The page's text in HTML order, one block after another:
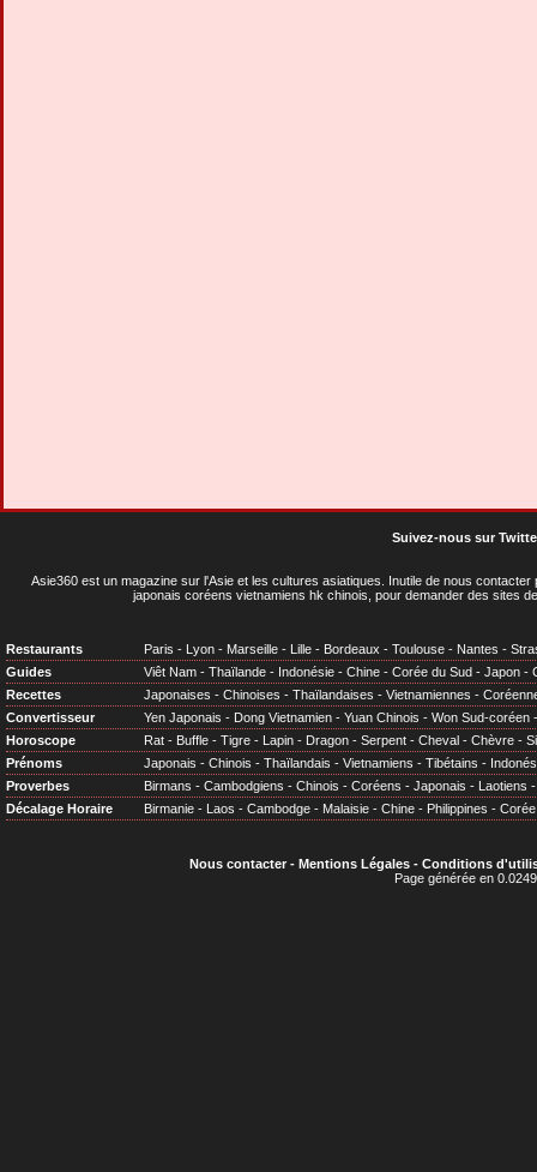
Suivez-nous sur
Asie360 est un magazine sur l'Asie et les cultures asiatiques . Inutile de nous
japonais coréens vietnamiens hk chinois, pour demander des sites
Restaurants Paris - Lyon - Marseille - Lille - Bordeaux - Toulouse - Nantes -
Guides
Viêt Nam - Thaïlande - Indonésie - Chine - Corée du Sud - Japon -
Recettes
Japonaises - Chinoises - Thaïlandaises - Vietnamiennes -
Convertisseur
Yen Japonais - Dong Vietnamien - Yuan Chinois - Won Sud-coréen
Horoscope
Rat - Buffle - Tigre - Lapin - Dragon - Serpent - Cheval - Chèvre -
Prénoms
Japonais - Chinois - Thaïlandais - Vietnamiens - Tibétains -
Proverbes
Birmans - Cambodgiens - Chinois - Coréens - Japonais - Laotiens
Décalage Horaire
Birmanie - Laos - Cambodge - Malaisie - Chine - Philippines - Corée
Nous contacter- Mentions Légales- Conditions
Page générée en